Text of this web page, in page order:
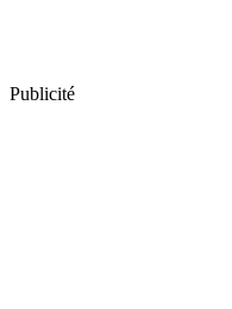
Publicité